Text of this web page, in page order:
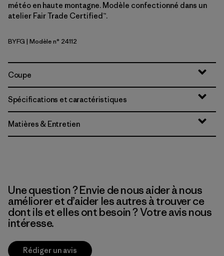
météo en haute montagne. Modèle confectionné dans un
atelier Fair Trade Certified™.
Berry Fig
BYFG | Modèle n° 24112
Coupe
Spécifications et caractéristiques
Matières & Entretien
Une question ? Envie de nous aider à nous
améliorer et d’aider les autres à trouver ce
dont ils et elles ont besoin ? Votre avis nous
intéresse.
Rédiger un avis